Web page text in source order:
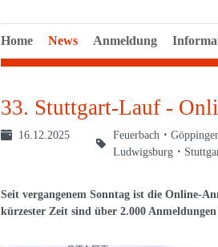
Home News Anmeldung
33. Stuttgart-Lauf -
16.12.2025 Feuerbach
Ludwigsburg
Seit vergangenem Sonntag ist die Online-
kürzester Zeit sind über 2.000